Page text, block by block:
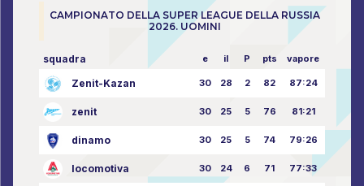
CAMPIONATO DELLA SUPER LEAGUE DELLA RUSSIA
2026. UOMINI
squadra e il P pts vapore
Zenit-Kazan 30 28 2 82 87:24
zenit 30 25 5 76 81:21
dinamo 30 25 5 74 79:26
locomotiva 30 24 6 71 77:33